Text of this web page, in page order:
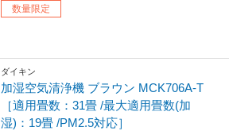
数量限定
ダイキン
加湿空気清浄機 ブラウン MCK706A-T
［適用畳数：31畳 /最大適用畳数(加
湿)：19畳 /PM2.5対応］